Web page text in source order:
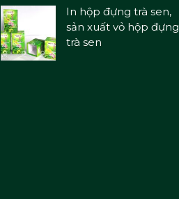
In hộp đựng trà sen,
sản xuất vỏ hộp đựng
trà sen